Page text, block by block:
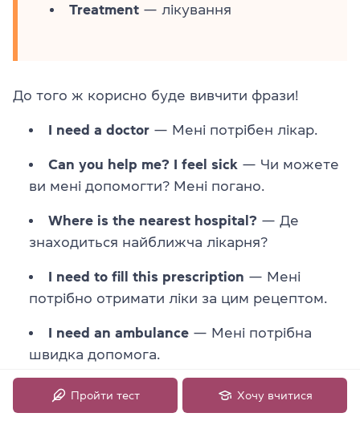
Treatment — лікування
До того ж корисно буде вивчити фрази!
I need a doctor — Мені потрібен лікар.
Can you help me? I feel sick — Чи можете
ви мені допомогти? Мені погано.
Where is the nearest hospital? — Де
знаходиться найближча лікарня?
I need to fill this prescription — Мені
потрібно отримати ліки за цим рецептом.
I need an ambulance — Мені потрібна
швидка допомога.
Call the police! — Викличте поліцію!
Пройти тест Хочу вчитися